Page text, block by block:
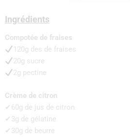
Ingrédients
Compotée de fraises
120g des de fraises
20g sucre
2g pectine
Crème de citron
✔60g de jus de citron
✔3g de gélatine
✔30g de beurre